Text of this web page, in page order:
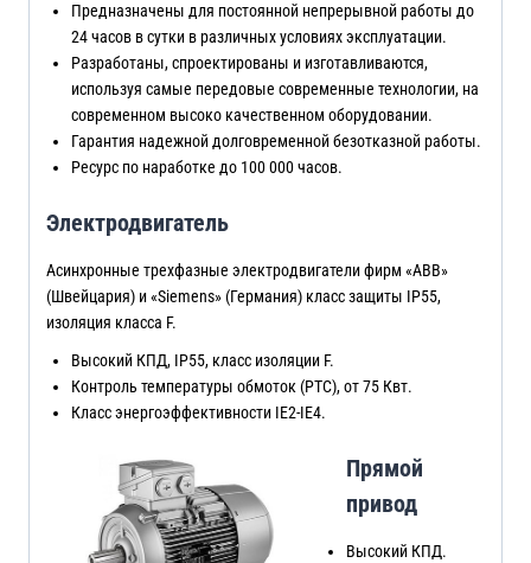
Предназначены для постоянной непрерывной работы до
24 часов в сутки в различных условиях эксплуатации.
Разработаны, спроектированы и изготавливаются,
используя самые передовые современные технологии, на
современном высоко качественном оборудовании.
Гарантия надежной долговременной безотказной работы.
Ресурс по наработке до 100 000 часов.
Электродвигатель
Асинхронные трехфазные электродвигатели фирм «ABB»
(Швейцария) и «Siemens» (Германия) класс защиты IP55,
изоляция класса F.
Высокий КПД, IP55, класс изоляции F.
Контроль температуры обмоток (PTC), от 75 Квт.
Класс энергоэффективности IE2-IE4.
Прямой
привод
Высокий КПД.